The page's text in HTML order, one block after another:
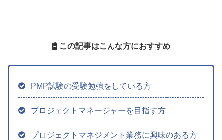
この記事はこんな方におすすめ
PMP試験の受験勉強をしている方
プロジェクトマネージャーを目指す方
プロジェクトマネジメント業務に興味のある方